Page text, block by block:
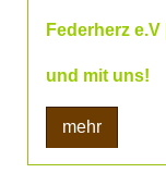
Federherz
und mit uns!
mehr